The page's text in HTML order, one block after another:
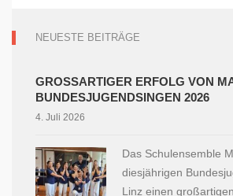
NEUESTE BEITRÄGE
GROSSARTIGER ERFOLG VON
UNDESJUGENDSINGEN 2026
4. Juli 2026
Das Schulensemble
diesjährigen
Linz einen